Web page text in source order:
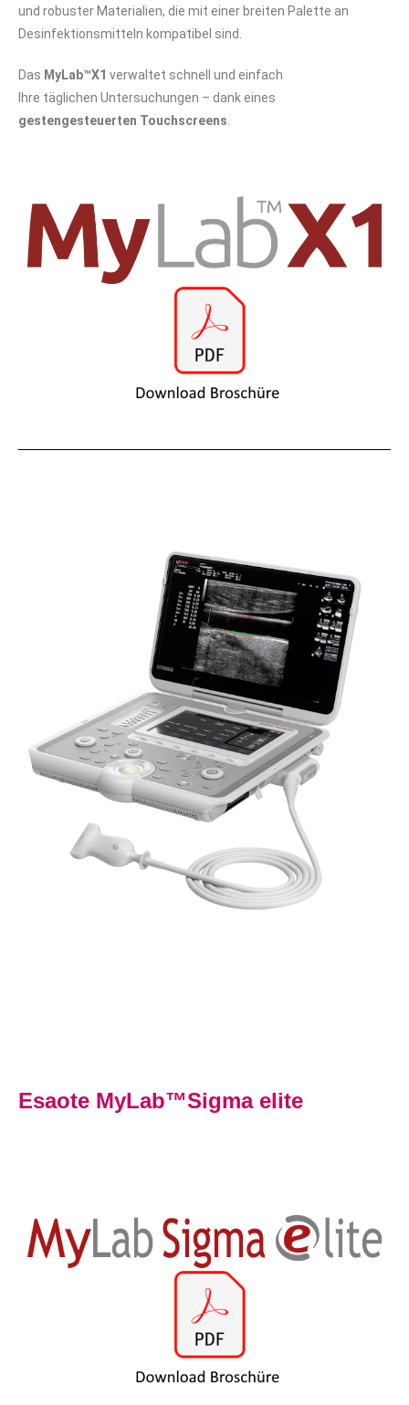
und robuster Materialien, die mit einerbreiten Palette an
Desinfektionsmitteln kompatibel sind.
Das MyLab™X1 verwaltet schnell und einfach
Ihre täglichen Untersuchungen – dank eines
gestengesteuerten Touchscreens
Esaote MyLab™Sigma elite